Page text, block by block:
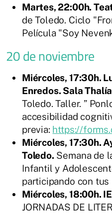
Martes, 22:00h.
de Toledo. Ciclo
Película "Soy
20 de noviembre
Miércoles, 17:30h.
Enredos. Sala
Toledo. Taller. ”
accesibilidad
previa: https://
Miércoles, 17:30h.
Toledo. Semana de
Infantil y
participando con tus
Miércoles, 18:00h.
JORNADAS DE